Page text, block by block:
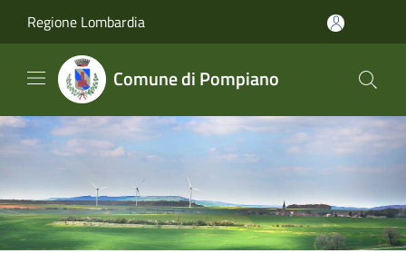
Regione Lombardia
Comune di Pompiano